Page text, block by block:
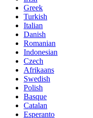
Greek
Turkish
Italian
Danish
Romanian
Indonesian
Czech
Afrikaans
Swedish
Polish
Basque
Catalan
Esperanto